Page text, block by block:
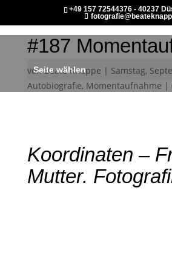
+49 157 72544376 - 40237
Seite wählen
#187
vonBeate Knappe | Samstag,
Autobiografie, Momentaufnahme |
Koordinaten –
Mutter.